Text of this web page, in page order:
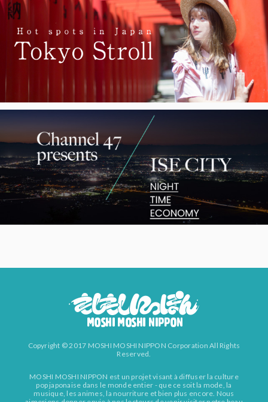
Copyright © 2017 MOSHI MOSHI NIPPON Corporation All Rights
Reserved.
MOSHI MOSHI NIPPON est un projet visant à diffuser la culture
pop japonaise dans le monde entier - que ce soit la mode, la
musique, les animes, la nourriture et bien plus encore. Nous